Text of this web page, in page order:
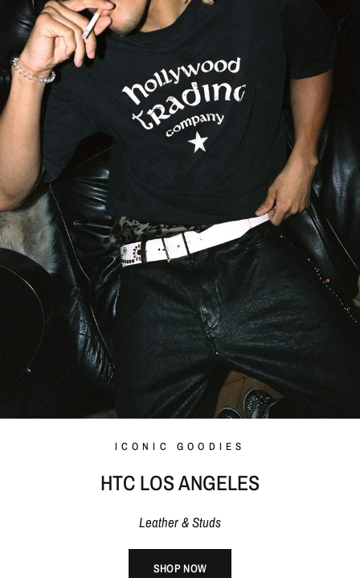
ICONIC GOODIES
HTC LOS ANGELES
Leather & Studs
SHOP NOW